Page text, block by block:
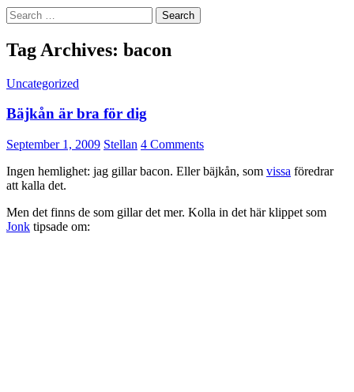
Search
for:
Tag Archives: bacon
Uncategorized
Bäjkån är bra för dig
September 1, 2009 Stellan 4 Comments
Ingen hemlighet: jag gillar bacon. Eller bäjkån, som vissa föredrar
att kalla det.
Men det finns de som gillar det mer. Kolla in det här klippet som
Jonk tipsade om: